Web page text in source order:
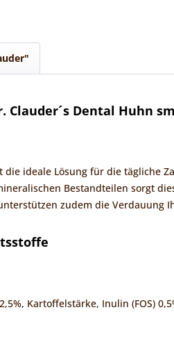
Dental Huhn
die ideale Lösung für die tägliche
Bestandteilen sorgt
zudem die Verdauung
Kartoffelstärke, Inulin (FOS)